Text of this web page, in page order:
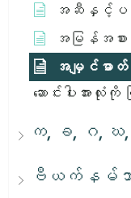
အဆီနှင့်ပတ်
အမြန်အစ
အမျှင်ဓာတ်
ဆောင်းပါးအားလုံးကို
က, ခ, ဂ, ဃ
ဗီယက်နမ်ဘာသ